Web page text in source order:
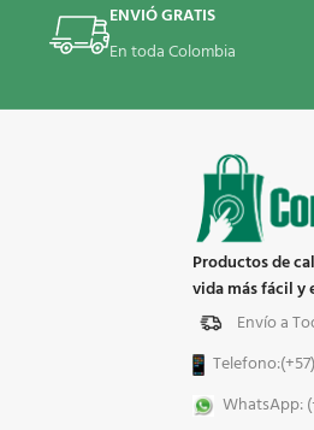
ENVIÓ GRATIS
En toda Colombia
Productos de
vida más fácil y
Envío a
WhatsApp: